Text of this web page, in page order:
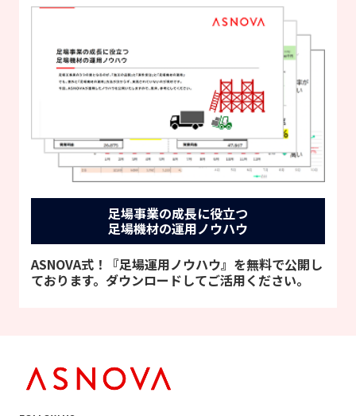
足場事業の成長に役立つ
足場機材の運用ノウハウ
ASNOVA式！『足場運用ノウハウ』を無料で公開し
ております。ダウンロードしてご活用ください。